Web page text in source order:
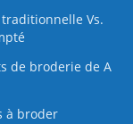
Vs.
de broderie de A
à broder